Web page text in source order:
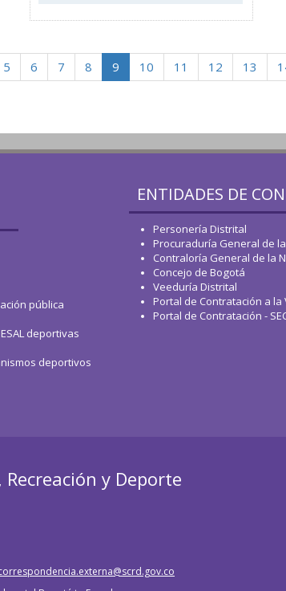
5 6 7 8 9 10 11 12 13
pública
deportivas
deportivos
ENTIDADES DE
Personería Distrital
Procuraduría General de
Contraloría General de la
Concejo de Bogotá
Veeduría Distrital
Portal de Contratación a la
Portal de Contratación -
y Deporte